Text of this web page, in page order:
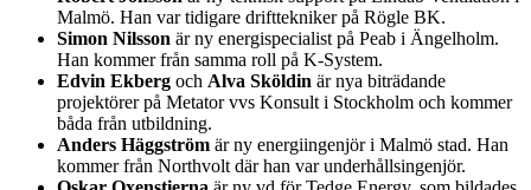
Malmö. Han var tidigare drifttekniker på Rögle BK.
Simon Nilsson är ny energispecialist på Peab i Ängelholm.
Han kommer från samma roll på K-System.
Edvin Ekberg och Alva Sköldin är nya biträdande
projektörer på Metator vvs Konsult i Stockholm och kommer
båda från utbildning.
Anders Häggström är ny energiingenjör i Malmö stad. Han
kommer från Northvolt där han var underhållsingenjör.